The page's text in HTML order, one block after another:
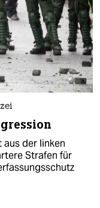
aus der linken
Strafen für